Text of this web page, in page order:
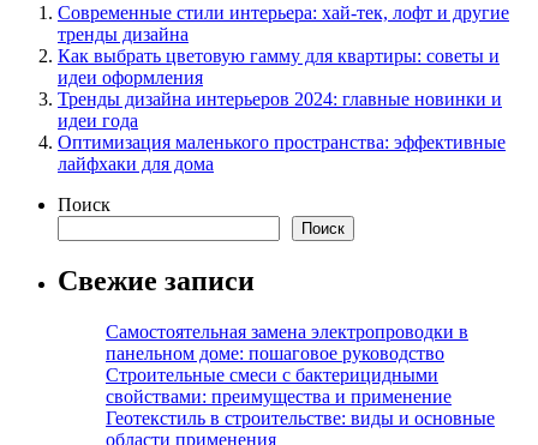
Современные стили интерьера: хай-тек, лофт и другие
тренды дизайна
Как выбрать цветовую гамму для квартиры: советы и
идеи оформления
Тренды дизайна интерьеров 2024: главные новинки и
идеи года
Оптимизация маленького пространства: эффективные
лайфхаки для дома
Поиск
Поиск
Свежие записи
Самостоятельная замена электропроводки в
панельном доме: пошаговое руководство
Строительные смеси с бактерицидными
свойствами: преимущества и применение
Геотекстиль в строительстве: виды и основные
области применения